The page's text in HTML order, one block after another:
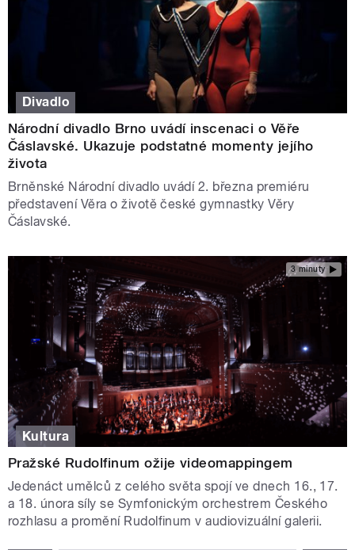
Divadlo
Národní divadlo Brno uvádí inscenaci o Věře
Čáslavské. Ukazuje podstatné momenty jejího
života
Brněnské Národní divadlo uvádí 2. března premiéru
představení Věra o životě české gymnastky Věry
Čáslavské.
3 minuty
Kultura
Pražské Rudolfinum ožije videomappingem
Jedenáct umělců z celého světa spojí ve dnech 16., 17.
a 18. února síly se Symfonickým orchestrem Českého
rozhlasu a promění Rudolfinum v audiovizuální galerii.